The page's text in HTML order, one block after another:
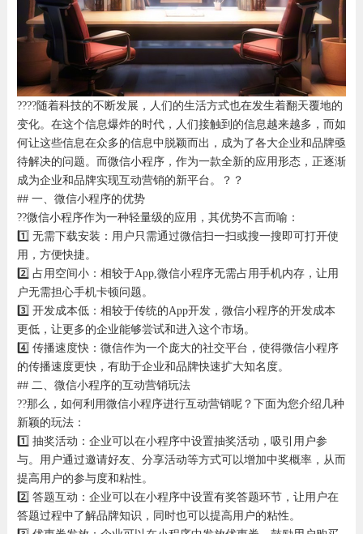
????随着科技的不断发展，人们的生活方式也在发生着翻天覆地的
变化。在这个信息爆炸的时代，人们接触到的信息越来越多，而如
何让这些信息在众多的信息中脱颖而出，成为了各大企业和品牌亟
待解决的问题。而微信小程序，作为一款全新的应用形态，正逐渐
成为企业和品牌实现互动营销的新平台。？？
## 一、微信小程序的优势
??微信小程序作为一种轻量级的应用，其优势不言而喻：
1️⃣ 无需下载安装：用户只需通过微信扫一扫或搜一搜即可打开使
用，方便快捷。
2️⃣ 占用空间小：相较于App,微信小程序无需占用手机内存，让用
户无需担心手机卡顿问题。
3️⃣ 开发成本低：相较于传统的App开发，微信小程序的开发成本
更低，让更多的企业能够尝试和进入这个市场。
4️⃣ 传播速度快：微信作为一个庞大的社交平台，使得微信小程序
的传播速度更快，有助于企业和品牌快速扩大知名度。
## 二、微信小程序的互动营销玩法
??那么，如何利用微信小程序进行互动营销呢？下面为您介绍几种
新颖的玩法：
1️⃣ 抽奖活动：企业可以在小程序中设置抽奖活动，吸引用户参
与。用户通过邀请好友、分享活动等方式可以增加中奖概率，从而
提高用户的参与度和粘性。
2️⃣ 答题互动：企业可以在小程序中设置有奖答题环节，让用户在
答题过程中了解品牌知识，同时也可以提高用户的粘性。